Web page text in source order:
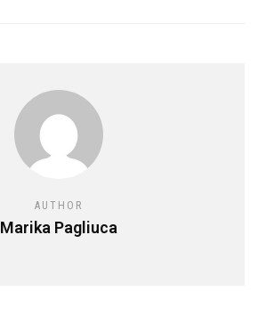
AUTHOR
Marika Pagliuca